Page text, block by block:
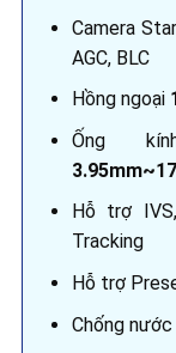
Camera
AGC, BLC
Hồng ngoại
Ống
Hỗ trợ
Tracking
Hỗ trợ
Chống nước